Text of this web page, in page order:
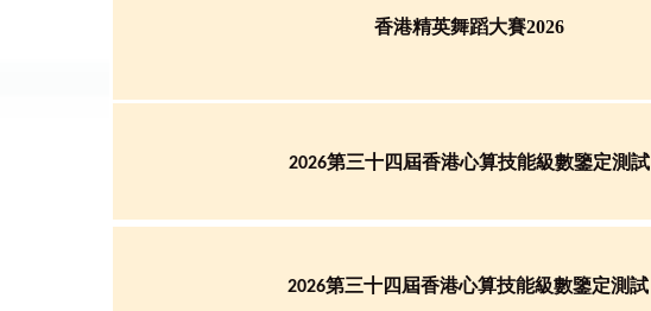
香港精英舞蹈大賽2026
2026第三十四屆香港心算技能級數鑒定測試
2026第三十四屆香港心算技能級數鑒定測試